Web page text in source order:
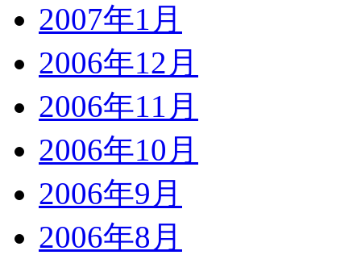
2007年1月
2006年12月
2006年11月
2006年10月
2006年9月
2006年8月